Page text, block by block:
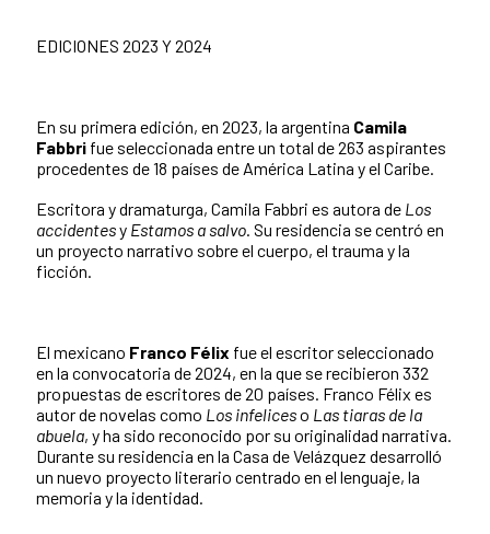
EDICIONES 2023 Y 2024
En su primera edición, en 2023, la argentina Camila
Fabbri fue seleccionada entre un total de 263 aspirantes
procedentes de 18 países de América Latina y el Caribe.
Escritora y dramaturga, Camila Fabbri es autora de Los
accidentesy Estamos a salvo . Su residencia se centró en
un proyecto narrativo sobre el cuerpo, el trauma y la
ficción.
El mexicano Franco Félix fue el escritor seleccionado
en la convocatoria de 2024, en la que se recibieron 332
propuestas de escritores de 20 países. Franco Félix es
autor de novelas como Los infeliceso Las tiaras de la
abuela, y ha sido reconocido por su originalidad narrativa.
Durante su residencia en la Casa de Velázquez desarrolló
un nuevo proyecto literario centrado en el lenguaje, la
memoria y la identidad.